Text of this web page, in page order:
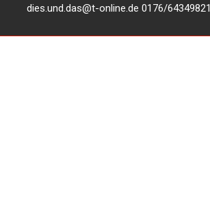
dies.und.das@t-online.de 0176/64349821